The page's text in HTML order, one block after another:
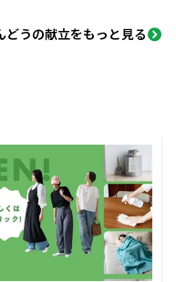
どうの献立をもっと見る